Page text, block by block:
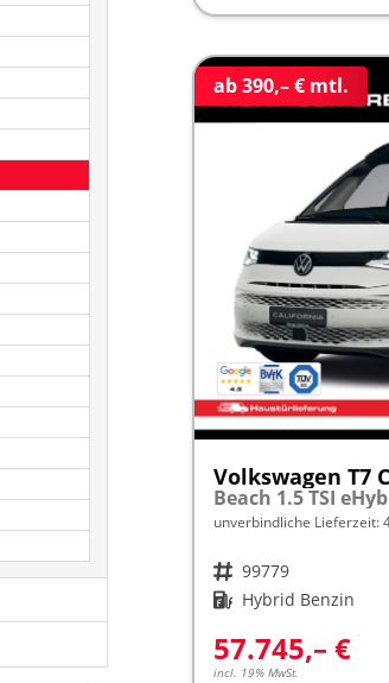
ab 390,– € mtl.
Volkswagen T7
unverbindliche Lieferzeit:
Fahrzeugnr. 99779
Kraftstoff Hybrid Benzin
57.745,– €
incl. 19% MwSt.